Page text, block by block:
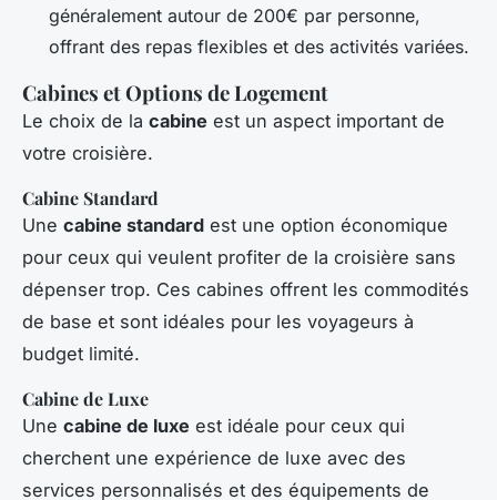
généralement autour de 200€ par personne,
offrant des repas flexibles et des activités variées.
Cabines et Options de Logement
Le choix de la cabine est un aspect important de
votre croisière.
Cabine Standard
Une cabine standard est une option économique
pour ceux qui veulent profiter de la croisière sans
dépenser trop. Ces cabines offrent les commodités
de base et sont idéales pour les voyageurs à
budget limité.
Cabine de Luxe
Une cabine de luxe est idéale pour ceux qui
cherchent une expérience de luxe avec des
services personnalisés et des équipements de